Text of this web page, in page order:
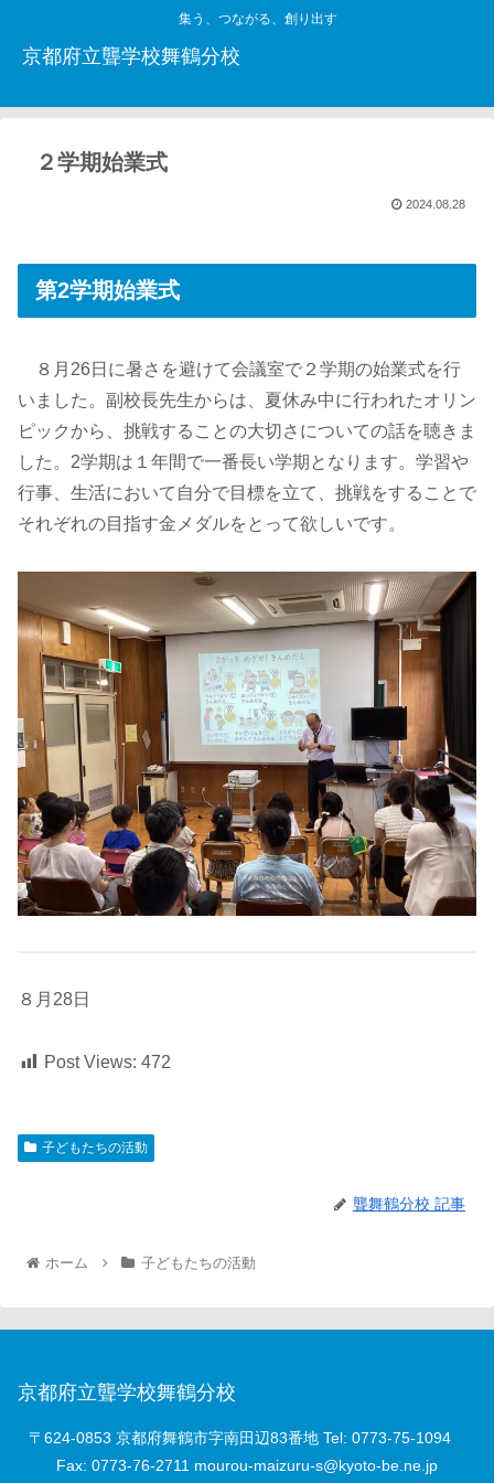
集う、つながる、創り出す
京都府立聾学校舞鶴分校
２学期始業式
2024.08.28
第2学期始業式
８月26日に暑さを避けて会議室で２学期の始業式を行
いました。副校長先生からは、夏休み中に行われたオリン
ピックから、挑戦することの大切さについての話を聴きま
した。2学期は１年間で一番長い学期となります。学習や
行事、生活において自分で目標を立て、挑戦をすることで
それぞれの目指す金メダルをとって欲しいです。
８月28日
Post Views: 472
子どもたちの活動
聾舞鶴分校 記事
ホーム 子どもたちの活動
京都府立聾学校舞鶴分校
〒624-0853 京都府舞鶴市字南田辺83番地 Tel: 0773-75-1094
Fax: 0773-76-2711 mourou-maizuru-s@kyoto-be.ne.jp